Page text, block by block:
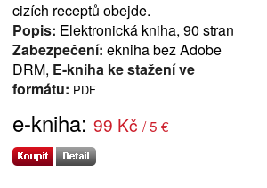
cizích receptů obejde.
Popis: Elektronická kniha, 90 stran
Zabezpečení: ekniha bez Adobe
DRM, E-kniha ke stažení ve
formátu: PDF
e-kniha: 99 Kč / 5 €